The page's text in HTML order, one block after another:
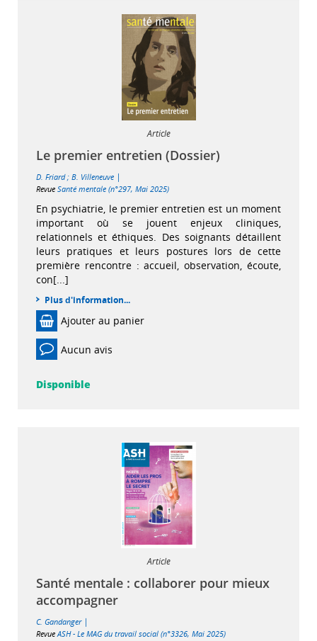
Article
Le premier entretien (Dossier)
D. Friard; B. Villeneuve |
Revue Santé mentale (n°297, Mai 2025)
En psychiatrie, le premier entretien est un moment
important où se jouent enjeux cliniques,
relationnels et éthiques. Des soignants détaillent
leurs pratiques et leurs postures lors de cette
première rencontre : accueil, observation, écoute,
con[...]
Plus d'information...
Ajouter au panier
Aucun avis
Disponible
Article
Santé mentale : collaborer pour mieux
accompagner
C. Gandanger |
RevueASH - Le MAG du travail social (n°3326, Mai 2025)